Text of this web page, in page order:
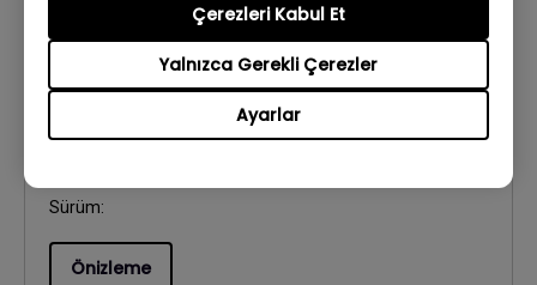
Ayarlar
Yalnızca Gerekli Çerezler
Çerezleri Kabul Et
Hızlı Başlangıç Rehberi
2024/01/03
Dil:Multi-Language
Sürüm:
Önizleme